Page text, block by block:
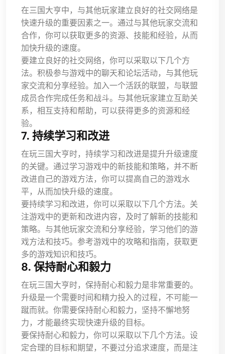
在三国大亨中，与其他玩家建立良好的社交网络是
快速升级的重要因素之一。通过与其他玩家交流和
合作，你可以获取更多的资源、技能和经验，从而
加快升级的速度。
要建立良好的社交网络，你可以采取以下几个方
法。积极参与游戏中的聊天和论坛活动，与其他玩
家交流和分享经验。加入一个活跃的联盟，与联盟
成员合作完成任务和战斗。与其他玩家建立互助关
系，相互支持和帮助，可以获得更多的资源和经
验。
7. 持续学习和改进
在玩三国大亨时，持续学习和改进是提升升级速度
的关键。通过学习游戏中的新技能和策略，并不断
改进自己的游戏方法，你可以提高自己的游戏水
平，从而加快升级的速度。
要持续学习和改进，你可以采取以下几个方法。关
注游戏中的更新和改进内容，及时了解新的技能和
策略。与其他玩家交流和分享经验，学习他们的游
戏方法和技巧。参考游戏中的攻略和指南，获取更
多的游戏知识和技巧。
8. 保持耐心和毅力
在玩三国大亨时，保持耐心和毅力是非常重要的。
升级是一个需要时间和精力投入的过程，不可能一
蹴而就。你需要保持耐心和毅力，坚持不懈地努
力，才能最终实现快速升级的目标。
要保持耐心和毅力，你可以采取以下几个方法。设
定合理的目标和期望，不要过分追求速度，而是注